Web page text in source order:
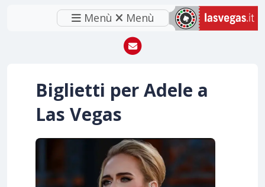
Menù Menù
Biglietti per Adele a
Las Vegas